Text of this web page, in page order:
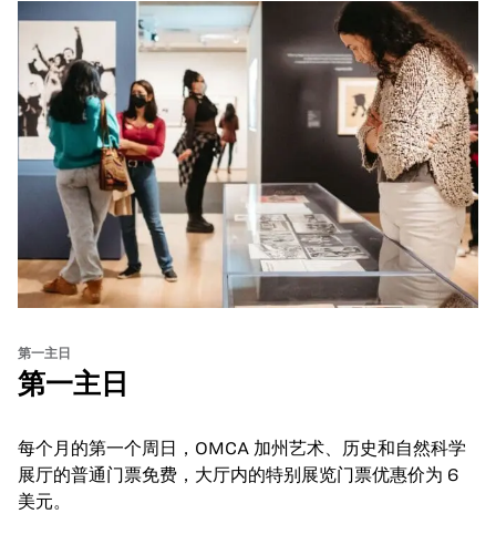
第一主日
第一主日
每个月的第一个周日，OMCA 加州艺术、历史和自然科学
展厅的普通门票免费，大厅内的特别展览门票优惠价为 6
美元。